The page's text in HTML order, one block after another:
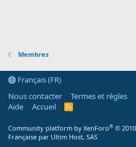
Membres
Français (FR)
Nous contacter
Termes et règles
Aide
Accueil
R
Community platform by XenForo® ©
Française par Ultim Host, SAS